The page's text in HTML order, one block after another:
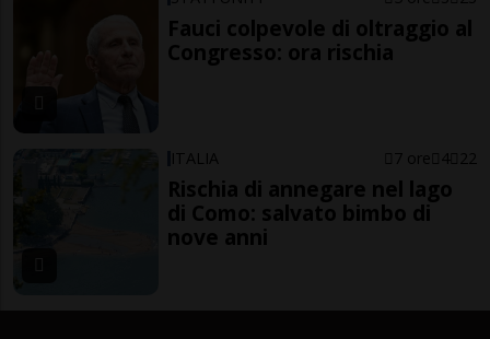
Fauci colpevole di oltraggio al
Congresso: ora rischia
ITALIA 7 ore 4 22
Rischia di annegare nel lago
di Como: salvato bimbo di
nove anni